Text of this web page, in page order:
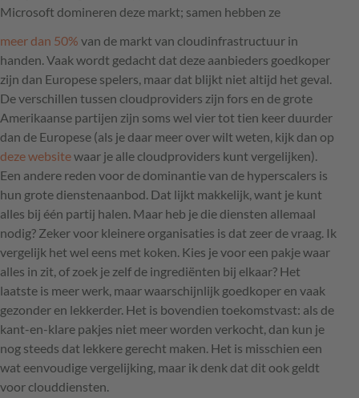
Microsoft domineren deze markt; samen hebben ze
meer dan 50% van de markt van cloudinfrastructuur in
handen. Vaak wordt gedacht dat deze aanbieders goedkoper
zijn dan Europese spelers, maar dat blijkt niet altijd het geval.
De verschillen tussen cloudproviders zijn fors en de grote
Amerikaanse partijen zijn soms wel vier tot tien keer duurder
dan de Europese (als je daar meer over wilt weten, kijk dan op
deze websitewaar je alle cloudproviders kunt vergelijken).
Een andere reden voor de dominantie van de hyperscalers is
hun grote dienstenaanbod. Dat lijkt makkelijk, want je kunt
alles bij één partij halen. Maar heb je die diensten allemaal
nodig? Zeker voor kleinere organisaties is dat zeer de vraag. Ik
vergelijk het wel eens met koken. Kies je voor een pakje waar
alles in zit, of zoek je zelf de ingrediënten bij elkaar? Het
laatste is meer werk, maar waarschijnlijk goedkoper en vaak
gezonder en lekkerder. Het is bovendien toekomstvast: als de
kant-en-klare pakjes niet meer worden verkocht, dan kun je
nog steeds dat lekkere gerecht maken. Het is misschien een
wat eenvoudige vergelijking, maar ik denk dat dit ook geldt
voor clouddiensten.